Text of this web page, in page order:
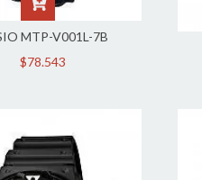
MTP-V001L-7B
$78.543